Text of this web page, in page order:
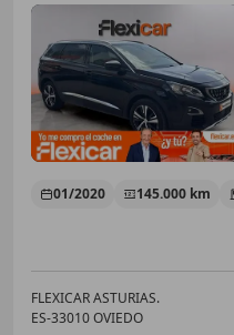
01/2020 145.000 km
FLEXICAR ASTURIAS.
ES-33010 OVIEDO